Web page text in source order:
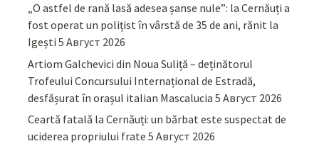
„O astfel de rană lasă adesea șanse nule”: la Cernăuți a
fost operat un polițist în vârstă de 35 de ani, rănit la
Igești 5 Август 2026
Artiom Galchevici din Noua Suliță – deținătorul
Trofeului Concursului Internațional de Estradă,
desfășurat în orașul italian Mascalucia 5 Август 2026
Ceartă fatală la Cernăuți: un bărbat este suspectat de
uciderea propriului frate 5 Август 2026